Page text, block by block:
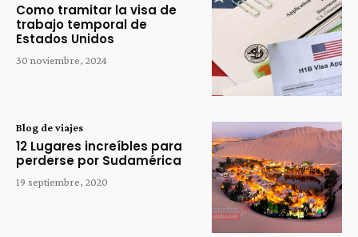
Como tramitar la visa de
trabajo temporal de
Estados Unidos
30 noviembre, 2024
Blog de viajes
12 Lugares increíbles para
perderse por Sudamérica
19 septiembre, 2020